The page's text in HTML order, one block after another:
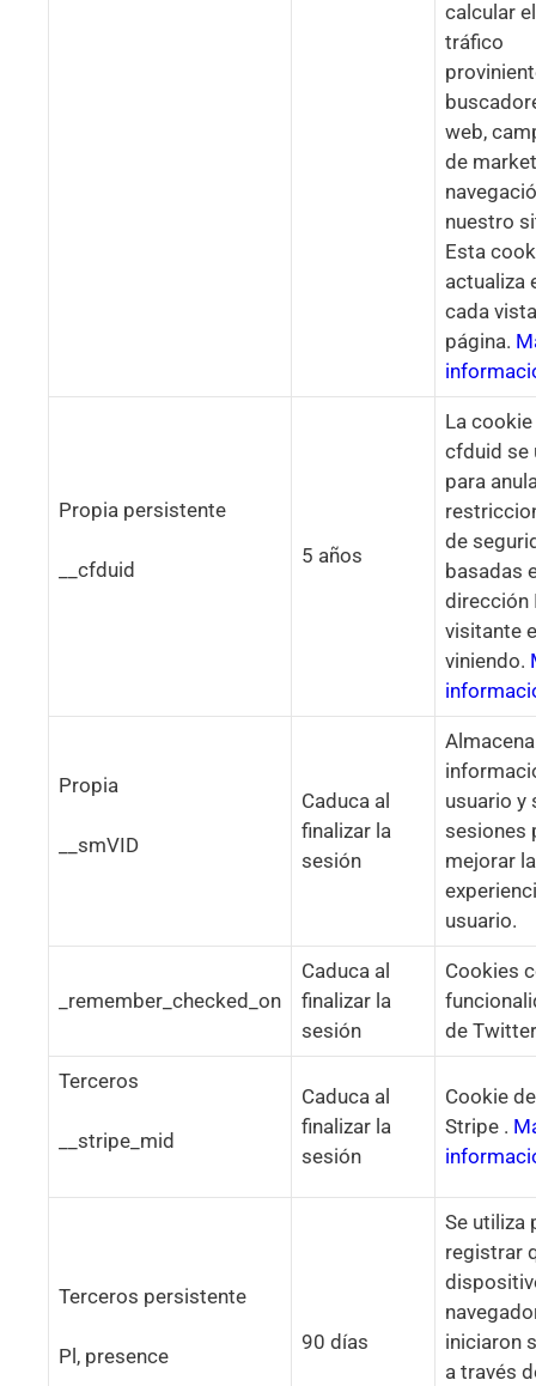
calcular el
tráfico
web,
de
nuestro
Esta
actualiza
cada
página.
Propia persistente
__cfduid
5 años
La cookie
cfduid se
para
de
basadas
dirección
visitante
viniendo.
Propia
__smVID
Caduca al
finalizar la
sesión
Almacena
usuario y
sesiones
mejorar la
usuario.
_remember_checked_on
Caduca al
finalizar la
sesión
Cookies
de
Terceros
__stripe_mid
Caduca al
finalizar la
sesión
Cookie de
Stripe .
Terceros persistente
Pl, presence
90 días
Se utiliza
registrar
iniciaron
a través